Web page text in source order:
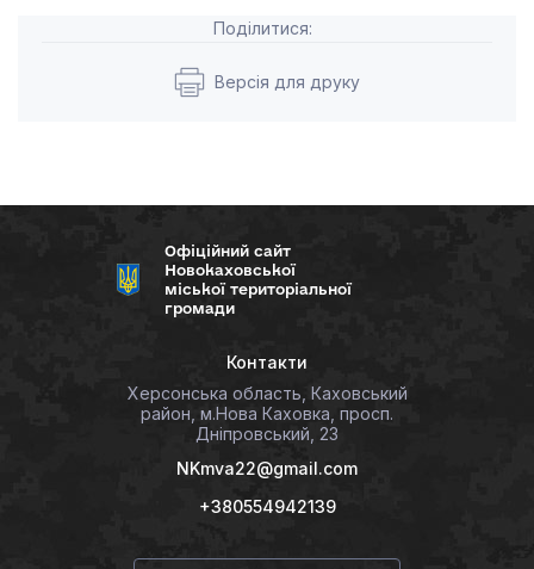
Поділитися:
Версія для друку
Офіційний сайт
Новокаховської
міської територіальної
громади
Контакти
Херсонська область, Каховський
район, м.Нова Каховка, просп.
Дніпровський, 23
NKmva22@gmail.com
+380554942139